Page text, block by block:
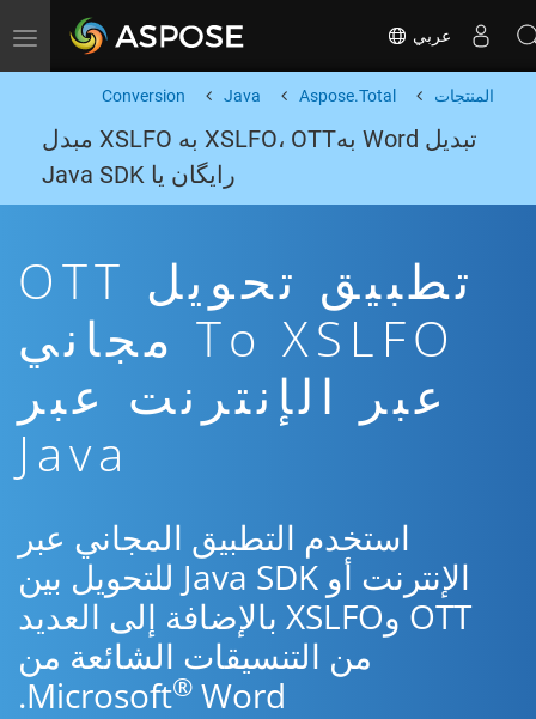
Toggle navigation عربي
المنتجات Aspose.Total
Java
Conversion
تبدیل Word بهXSLFO، OTT به XSLFO مبدل
رایگان یا Java SDK
تطبيق تحويل OTT
To XSLFO مجاني
عبر الإنترنت عبر
Java
استخدم التطبيق المجاني عبر
الإنترنت أو Java SDK للتحويل بين
OTT وXSLFO بالإضافة إلى العديد
من التنسيقات الشائعة من
Microsoft® Word.